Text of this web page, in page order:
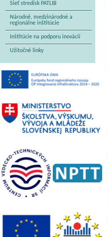
Sieť stredísk PATLIB
Národné, medzinárodné a
regionálne inštitúcie
Inštitúcie na podporu inovácií
Užitočné linky